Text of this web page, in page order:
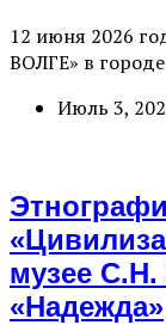
12 июня 2026
ВОЛГЕ» в
Июль 3,
музее С.Н.
«Надежда»